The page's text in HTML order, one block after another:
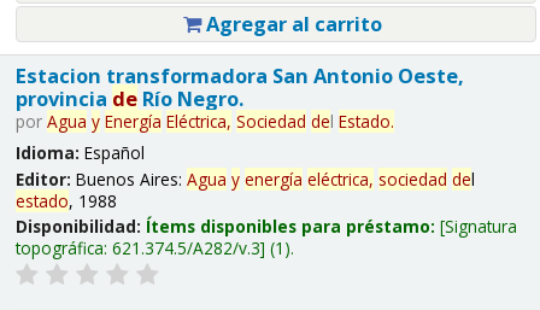
Agregar al carrito
Estacion transformadora San Antonio Oeste,
provincia deRío Negro.
por Agua y Energía Eléctrica, Sociedad del Estado.
Idioma: Español
Editor: Buenos Aires: Agua y energía eléctrica, sociedad del
estado, 1988
Disponibilidad: Ítems disponibles para préstamo: Signatura
topográfica: 621.374.5/A282/v.3 (1).